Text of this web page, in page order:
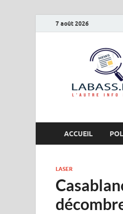
7 août 2026
ACCUEIL
LASER